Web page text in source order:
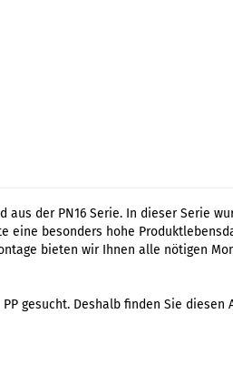
der PN16 Serie. In dieser Serie
eine besonders hohe
bieten wir Ihnen alle nötigen
gesucht. Deshalb finden Sie diesen